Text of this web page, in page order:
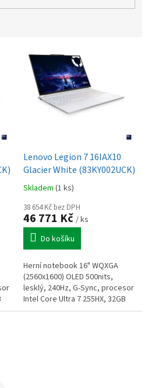
2x
Lenovo Legion 7 16IAX10
Glacier White (83KY002UCK)
Skladem (1 ks)
38 654 Kč bez DPH
46 771 Kč / ks
Do košíku
Herní notebook 16" WQXGA
(2560x1600) OLED 500nits,
lesklý, 240Hz, G-Sync, procesor
Intel Core Ultra 7 255HX, 32GB
(2x16GB SO-DIMM DDR5-5600),